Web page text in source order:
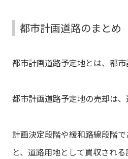
都市計画道路のまとめ
都市計画道路予定地とは、都
都市計画道路予定地の売却は、
計画決定段階や緩和路線段階
と、道路用地として買収され